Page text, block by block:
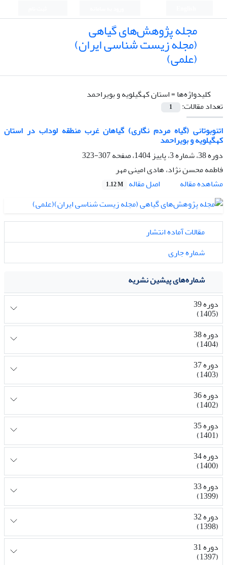
مجله پژوهش‌های گیاهی
(مجله زیست شناسی ایران)
(علمی)
کلیدواژه‌ها =استان کهگیلویه و بویراحمد
تعداد مقالات:
1
اتنوبوتانی (گیاه مردم نگاری) گیاهان غرب منطقه لوداب در استان
کهگیلویه و بویراحمد
دوره 38، شماره 3، پاییز 1404، صفحه
307-323
فاطمه محسن نژاد، هادی امینی مهر
مشاهده مقاله
اصل مقاله 1.12 M
مقالات آماده انتشار
شماره جاری
شماره‌های پیشین نشریه
دوره 39
(1405)
دوره 38
(1404)
دوره 37
(1403)
دوره 36
(1402)
دوره 35
(1401)
دوره 34
(1400)
دوره 33
(1399)
دوره 32
(1398)
دوره 31
(1397)